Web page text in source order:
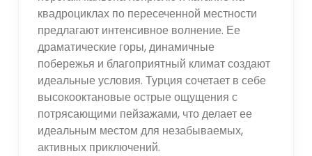
квадроциклах по пересеченной местности
предлагают интенсивное волнение. Ее
драматические горы, динамичные
побережья и благоприятный климат создают
идеальные условия. Турция сочетает в себе
высокооктановые острые ощущения с
потрясающими пейзажами, что делает ее
идеальным местом для незабываемых,
активных приключений.